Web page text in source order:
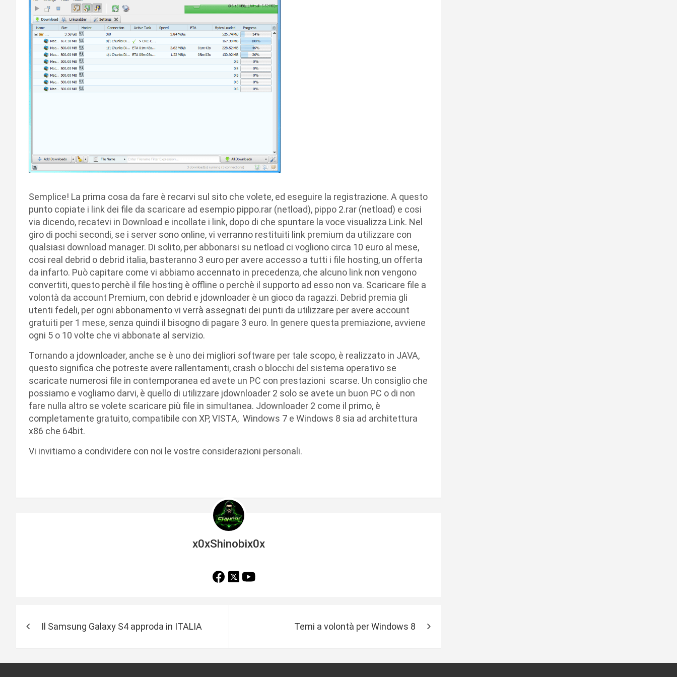
Semplice! La prima cosa da fare è recarvi sul sito che volete, ed eseguire la registrazione. A questo
punto copiate i link dei file da scaricare ad esempio pippo.rar (netload), pippo 2.rar (netload) e cosi
via dicendo, recatevi in Download e incollate i link, dopo di che spuntare la voce visualizza Link. Nel
giro di pochi secondi, se i server sono online, vi verranno restituiti link premium da utilizzare con
qualsiasi download manager. Di solito, per abbonarsi su netload ci vogliono circa 10 euro al mese,
cosi real debrid o debrid italia, basteranno 3 euro per avere accesso a tutti i file hosting, un offerta
da infarto. Può capitare come vi abbiamo accennato in precedenza, che alcuno link non vengono
convertiti, questo perchè il file hosting è offline o perchè il supporto ad esso non va. Scaricare file a
volontà da account Premium, con debrid e jdownloader è un gioco da ragazzi. Debrid premia gli
utenti fedeli, per ogni abbonamento vi verrà assegnati dei punti da utilizzare per avere account
gratuiti per 1 mese, senza quindi il bisogno di pagare 3 euro. In genere questa premiazione, avviene
ogni 5 o 10 volte che vi abbonate al servizio.
Tornando a jdownloader, anche se è uno dei migliori software per tale scopo, è realizzato in JAVA,
questo significa che potreste avere rallentamenti, crash o blocchi del sistema operativo se
scaricate numerosi file in contemporanea ed avete un PC con prestazioni scarse. Un consiglio che
possiamo e vogliamo darvi, è quello di utilizzare jdownloader 2 solo se avete un buon PC o di non
fare nulla altro se volete scaricare più file in simultanea. Jdownloader 2 come il primo, è
completamente gratuito, compatibile con XP, VISTA, Windows 7 e Windows 8 sia ad architettura
x86 che 64bit.
Vi invitiamo a condividere con noi le vostre considerazioni personali.
x0xShinobix0x
Il Samsung Galaxy S4 approda in ITALIA Temi a volontà per Windows 8